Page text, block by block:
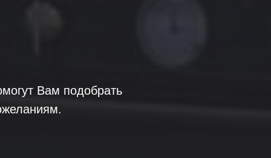
Вам подобрать